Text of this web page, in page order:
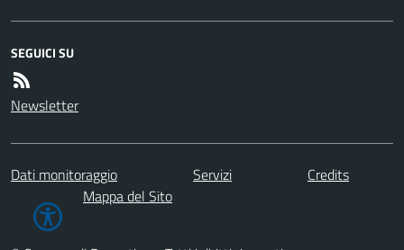
SEGUICI SU
Newsletter
Dati monitoraggio Servizi
Credits
Mappa del Sito